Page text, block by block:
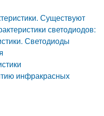
Существуют
светодиодов:
Светодиоды
инфракрасных